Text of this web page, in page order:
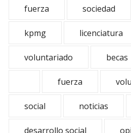
fuerza sociedad
kpmg licenciatura
voluntariado becas
fuerza
social noticias
desarrollo social